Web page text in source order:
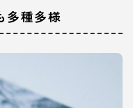
多種多様